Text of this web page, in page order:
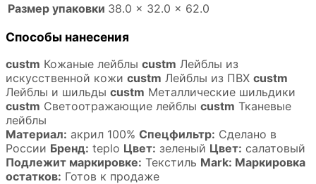
Размер упаковки 38.0 × 32.0 × 62.0
Способы нанесения
custm Кожаные лейблы custm Лейблы из
искусственной кожи custm Лейблы из ПВХ custm
Лейблы и шильды custm Металлические шильдики
custm Светоотражающие лейблы custm Тканевые
лейблы
Материал: акрил 100% Спецфильтр: Сделано в
России Бренд: teplo Цвет: зеленый Цвет: салатовый
Подлежит маркировке: Текстиль Mark: Маркировка
остатков: Готов к продаже